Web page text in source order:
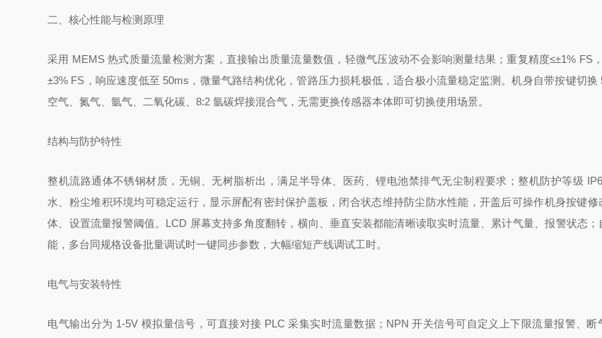
二、核心性能与检测原理
采用 MEMS 热式质量流量检测方案，直接输出质量流量数值，轻微气压波动不会影响测量结果；重复精度≤±1% FS
±3% FS，响应速度低至 50ms，微量气路结构优化，管路压力损耗极低，适合极小流量稳定监测。机身自带按键切换
空气、氮气、氩气、二氧化碳、8:2 氩碳焊接混合气，无需更换传感器本体即可切换使用场景。
结构与防护特性
整机流路通体不锈钢材质，无铜、无树脂析出，满足半导体、医药、锂电池禁排气无尘制程要求；整机防护等级
水、粉尘堆积环境均可稳定运行，显示屏配有密封保护盖板，闭合状态维持防尘防水性能，开盖后可操作机身按键修
体、设置流量报警阈值。LCD 屏幕支持多角度翻转，横向、垂直安装都能清晰读取实时流量、累计气量、报警状态；
能，多台同规格设备批量调试时一键同步参数，大幅缩短产线调试工时。
电气与安装特性
电气输出分为 1-5V 模拟量信号，可直接对接 PLC 采集实时流量数据；NPN 开关信号可自定义上下限流量报警、断